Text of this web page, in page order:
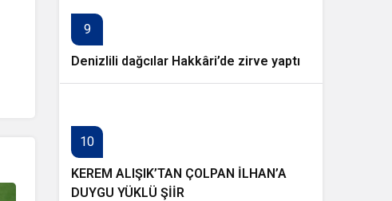
9
Denizlili dağcılar Hakkâri’de zirve yaptı
10
KEREM ALIŞIK’TAN ÇOLPAN İLHAN’A
DUYGU YÜKLÜ ŞİİR